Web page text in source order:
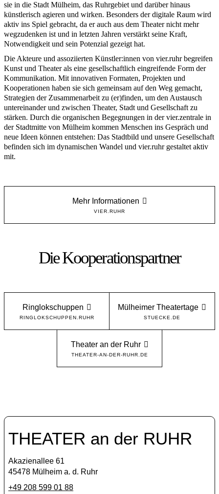
sie in die Stadt Mülheim, das Ruhrgebiet und darüber hinaus
künstlerisch agieren und wirken. Besonders der digitale Raum wird
aktiv ins Spiel gebracht, da er auch aus dem Theater nicht mehr
wegzudenken ist und in letzten Jahren verstärkt seine Kraft,
Notwendigkeit und sein Potenzial gezeigt hat.
Die Akteure und assoziierten Künstler:innen von vier.ruhr begreifen
Kunst und Theater als eine gesellschaftlich eingreifende Form der
Kommunikation. Mit innovativen Formaten, Projekten und
Kooperationen haben sie sich gemeinsam auf den Weg gemacht,
Strategien der Zusammenarbeit zu (er)finden, um den Austausch
untereinander und zwischen Theater, Stadt und Gesellschaft zu
stärken. Durch die organischen Begegnungen in der vier.zentrale in
der Stadtmitte von Mülheim kommen Menschen ins Gespräch und
neue Ideen können entstehen: Das Stadtbild und unsere Gesellschaft
befinden sich im dynamischen Wandel und vier.ruhr gestaltet aktiv
mit.
Mehr Informationen
VIER.RUHR
Die Kooperationspartner
Ringlokschuppen
RINGLOKSCHUPPEN.RUHR
Mülheimer Theatertage
STUECKE.DE
Theater an der Ruhr
THEATER-AN-DER-RUHR.DE
THEATER an der RUHR
Akazienallee 61
45478 Mülheim a. d. Ruhr
+49 208 599 01 88